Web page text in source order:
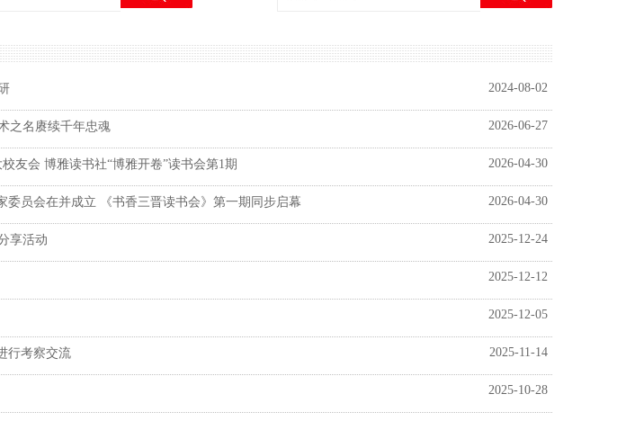
2024-08-02
2026-06-27
之名赓续千年忠魂
2026-04-30
会 博雅读书社 “博雅开卷”读书会第1期
2026-04-30
委员会在并成立 《书香三晋读书会》第一期同步启幕
2025-12-24
享活动
2025-12-12
2025-12-05
2025-11-14
行考察交流
2025-10-28